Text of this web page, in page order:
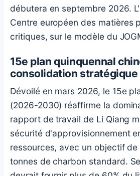
débutera en septembre 2026.
Centre européen des matières
critiques, sur le modèle du
15e plan quinquennal
consolidation stratégique
Dévoilé en mars 2026, le 15e
(2026-2030) réaffirme la
rapport de travail de Li Qiang
sécurité d'approvisionnement
ressources, avec un objectif
tonnes de charbon standard.